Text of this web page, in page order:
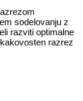
sodelovanju z
razviti optimalne
razrez